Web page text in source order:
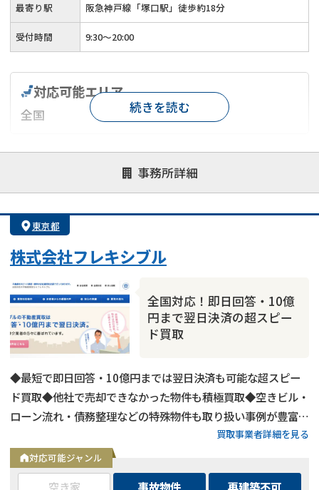
最寄り駅 阪急神戸線「塚口駅」徒歩約18分
受付時間 9:30～20:00
事務所詳細
対応可能エリア
全国
対応が親身 オンライン面談可能
レスポンスが早い
1億円以上の買取可
続きを読む
東京都
株式会社フレキシブル
全国対応！即日回答・10億
円まで翌日決済の超スピー
ド買取
◆最短で即日回答・10億円までは翌日決済も可能な超スピー
ド買取◆他社で売却できなかった物件も積極買取◆空きビル・
ローン流れ・債務整理などの特殊物件も取り扱い事例が豊富◆
買取事業者詳細を見る
対応可能ジャンル
空き家 事故物件 再建築不可
底地の売却でお悩みならこちら
《現在営業中》お電話繋がります
0120-543-357